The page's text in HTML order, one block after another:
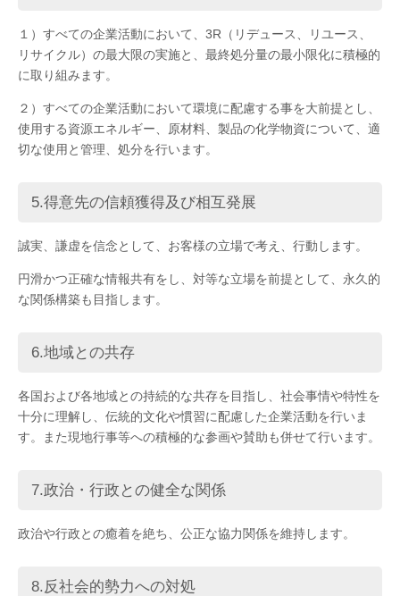
１）すべての企業活動において、3R（リデュース、リユース、
リサイクル）の最大限の実施と、最終処分量の最小限化に積極的
に取り組みます。
２）すべての企業活動において環境に配慮する事を大前提とし、
使用する資源エネルギー、原材料、製品の化学物資について、適
切な使用と管理、処分を行います。
5.得意先の信頼獲得及び相互発展
誠実、謙虚を信念として、お客様の立場で考え、行動します。
円滑かつ正確な情報共有をし、対等な立場を前提として、永久的
な関係構築も目指します。
6.地域との共存
各国および各地域との持続的な共存を目指し、社会事情や特性を
十分に理解し、伝統的文化や慣習に配慮した企業活動を行いま
す。また現地行事等への積極的な参画や賛助も併せて行います。
7.政治・行政との健全な関係
政治や行政との癒着を絶ち、公正な協力関係を維持します。
8.反社会的勢力への対処